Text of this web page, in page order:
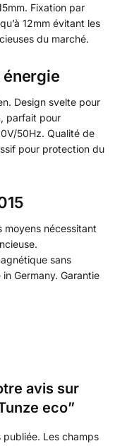
Fixation par
12mm évitant les
du marché.
Design svelte pour
parfait pour
50Hz. Qualité de
pour protection du
moyens nécessitant
sans
Germany. Garantie
avis sur
eco”
publiée. Les champs